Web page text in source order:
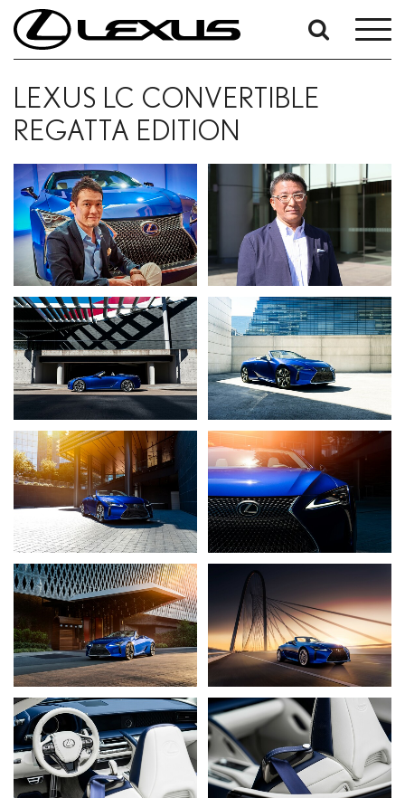
LEXUS LC CONVERTIBLE
REGATTA EDITION
Keresés
dátum
alapján
Kezdő dátum
Záró dátum:
Keresés...